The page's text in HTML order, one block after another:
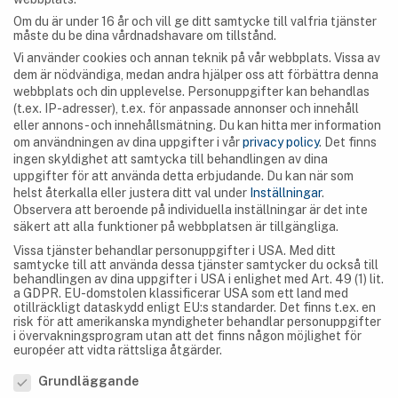
med mig av min favorit hos Boesmansgat!
Blombos Cave – en
arkeologisk plats i
Sydafrika
Gondolin Cave –
Grottan i den
nordvästra
provinsen, Sydafrika
RELATED POSTS
Om du är under 16 år och vill ge ditt samtycke till valfria tjänster
måste du be dina vårdnadshavare om tillstånd.
Vi använder cookies och annan teknik på vår webbplats. Vissa av
dem är nödvändiga, medan andra hjälper oss att förbättra denna
webbplats och din upplevelse. Personuppgifter kan behandlas
(t.ex. IP-adresser), t.ex. för anpassade annonser och innehåll
eller annons- och innehållsmätning. Du kan hitta mer information
om användningen av dina uppgifter i vårprivacy policy. Det finns
ingen skyldighet att samtycka till behandlingen av dina
uppgifter för att använda detta erbjudande. Du kan när som
helst återkalla eller justera ditt val under Inställningar.
Observera att beroende på individuella inställningar är det inte
säkert att alla funktioner på webbplatsen är tillgängliga.
Vissa tjänster behandlar personuppgifter i USA. Med ditt
samtycke till att använda dessa tjänster samtycker du också till
behandlingen av dina uppgifter i USA i enlighet med Art. 49 (1) lit.
a GDPR. EU-domstolen klassificerar USA som ett land med
otillräckligt dataskydd enligt EU:s standarder. Det finns t.ex. en
risk för att amerikanska myndigheter behandlar personuppgifter
i övervakningsprogram utan att det finns någon möjlighet för
européer att vidta rättsliga åtgärder.
Grundläggande